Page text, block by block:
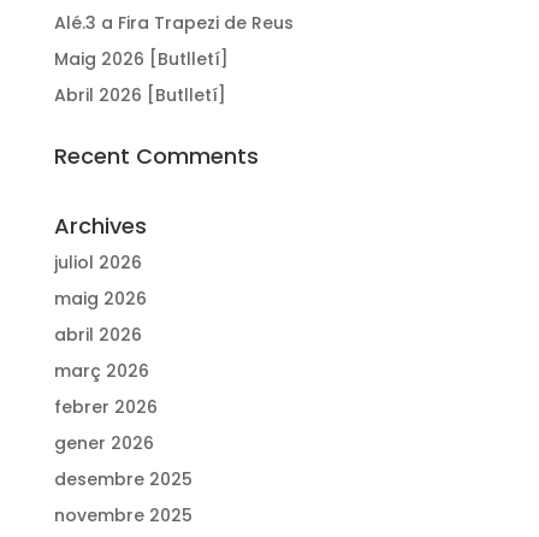
Alé.3 a Fira Trapezi de Reus
Maig 2026 [Butlletí]
Abril 2026 [Butlletí]
Recent Comments
Archives
juliol 2026
maig 2026
abril 2026
març 2026
febrer 2026
gener 2026
desembre 2025
novembre 2025